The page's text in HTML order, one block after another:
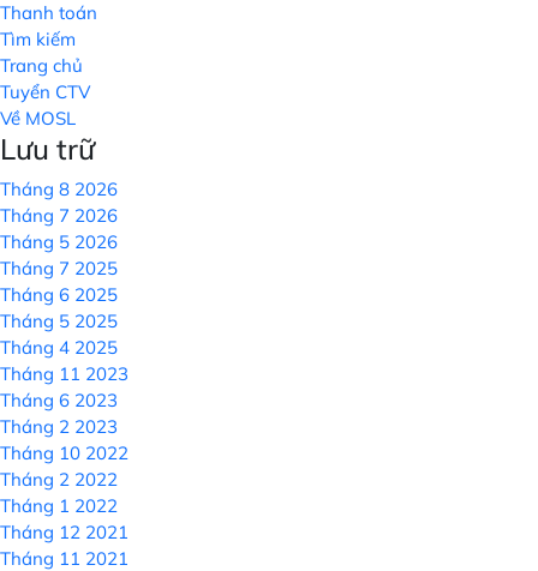
Thanh toán
Tìm kiếm
Trang chủ
Tuyển CTV
Về MOSL
Lưu trữ
Tháng 8 2026
Tháng 7 2026
Tháng 5 2026
Tháng 7 2025
Tháng 6 2025
Tháng 5 2025
Tháng 4 2025
Tháng 11 2023
Tháng 6 2023
Tháng 2 2023
Tháng 10 2022
Tháng 2 2022
Tháng 1 2022
Tháng 12 2021
Tháng 11 2021